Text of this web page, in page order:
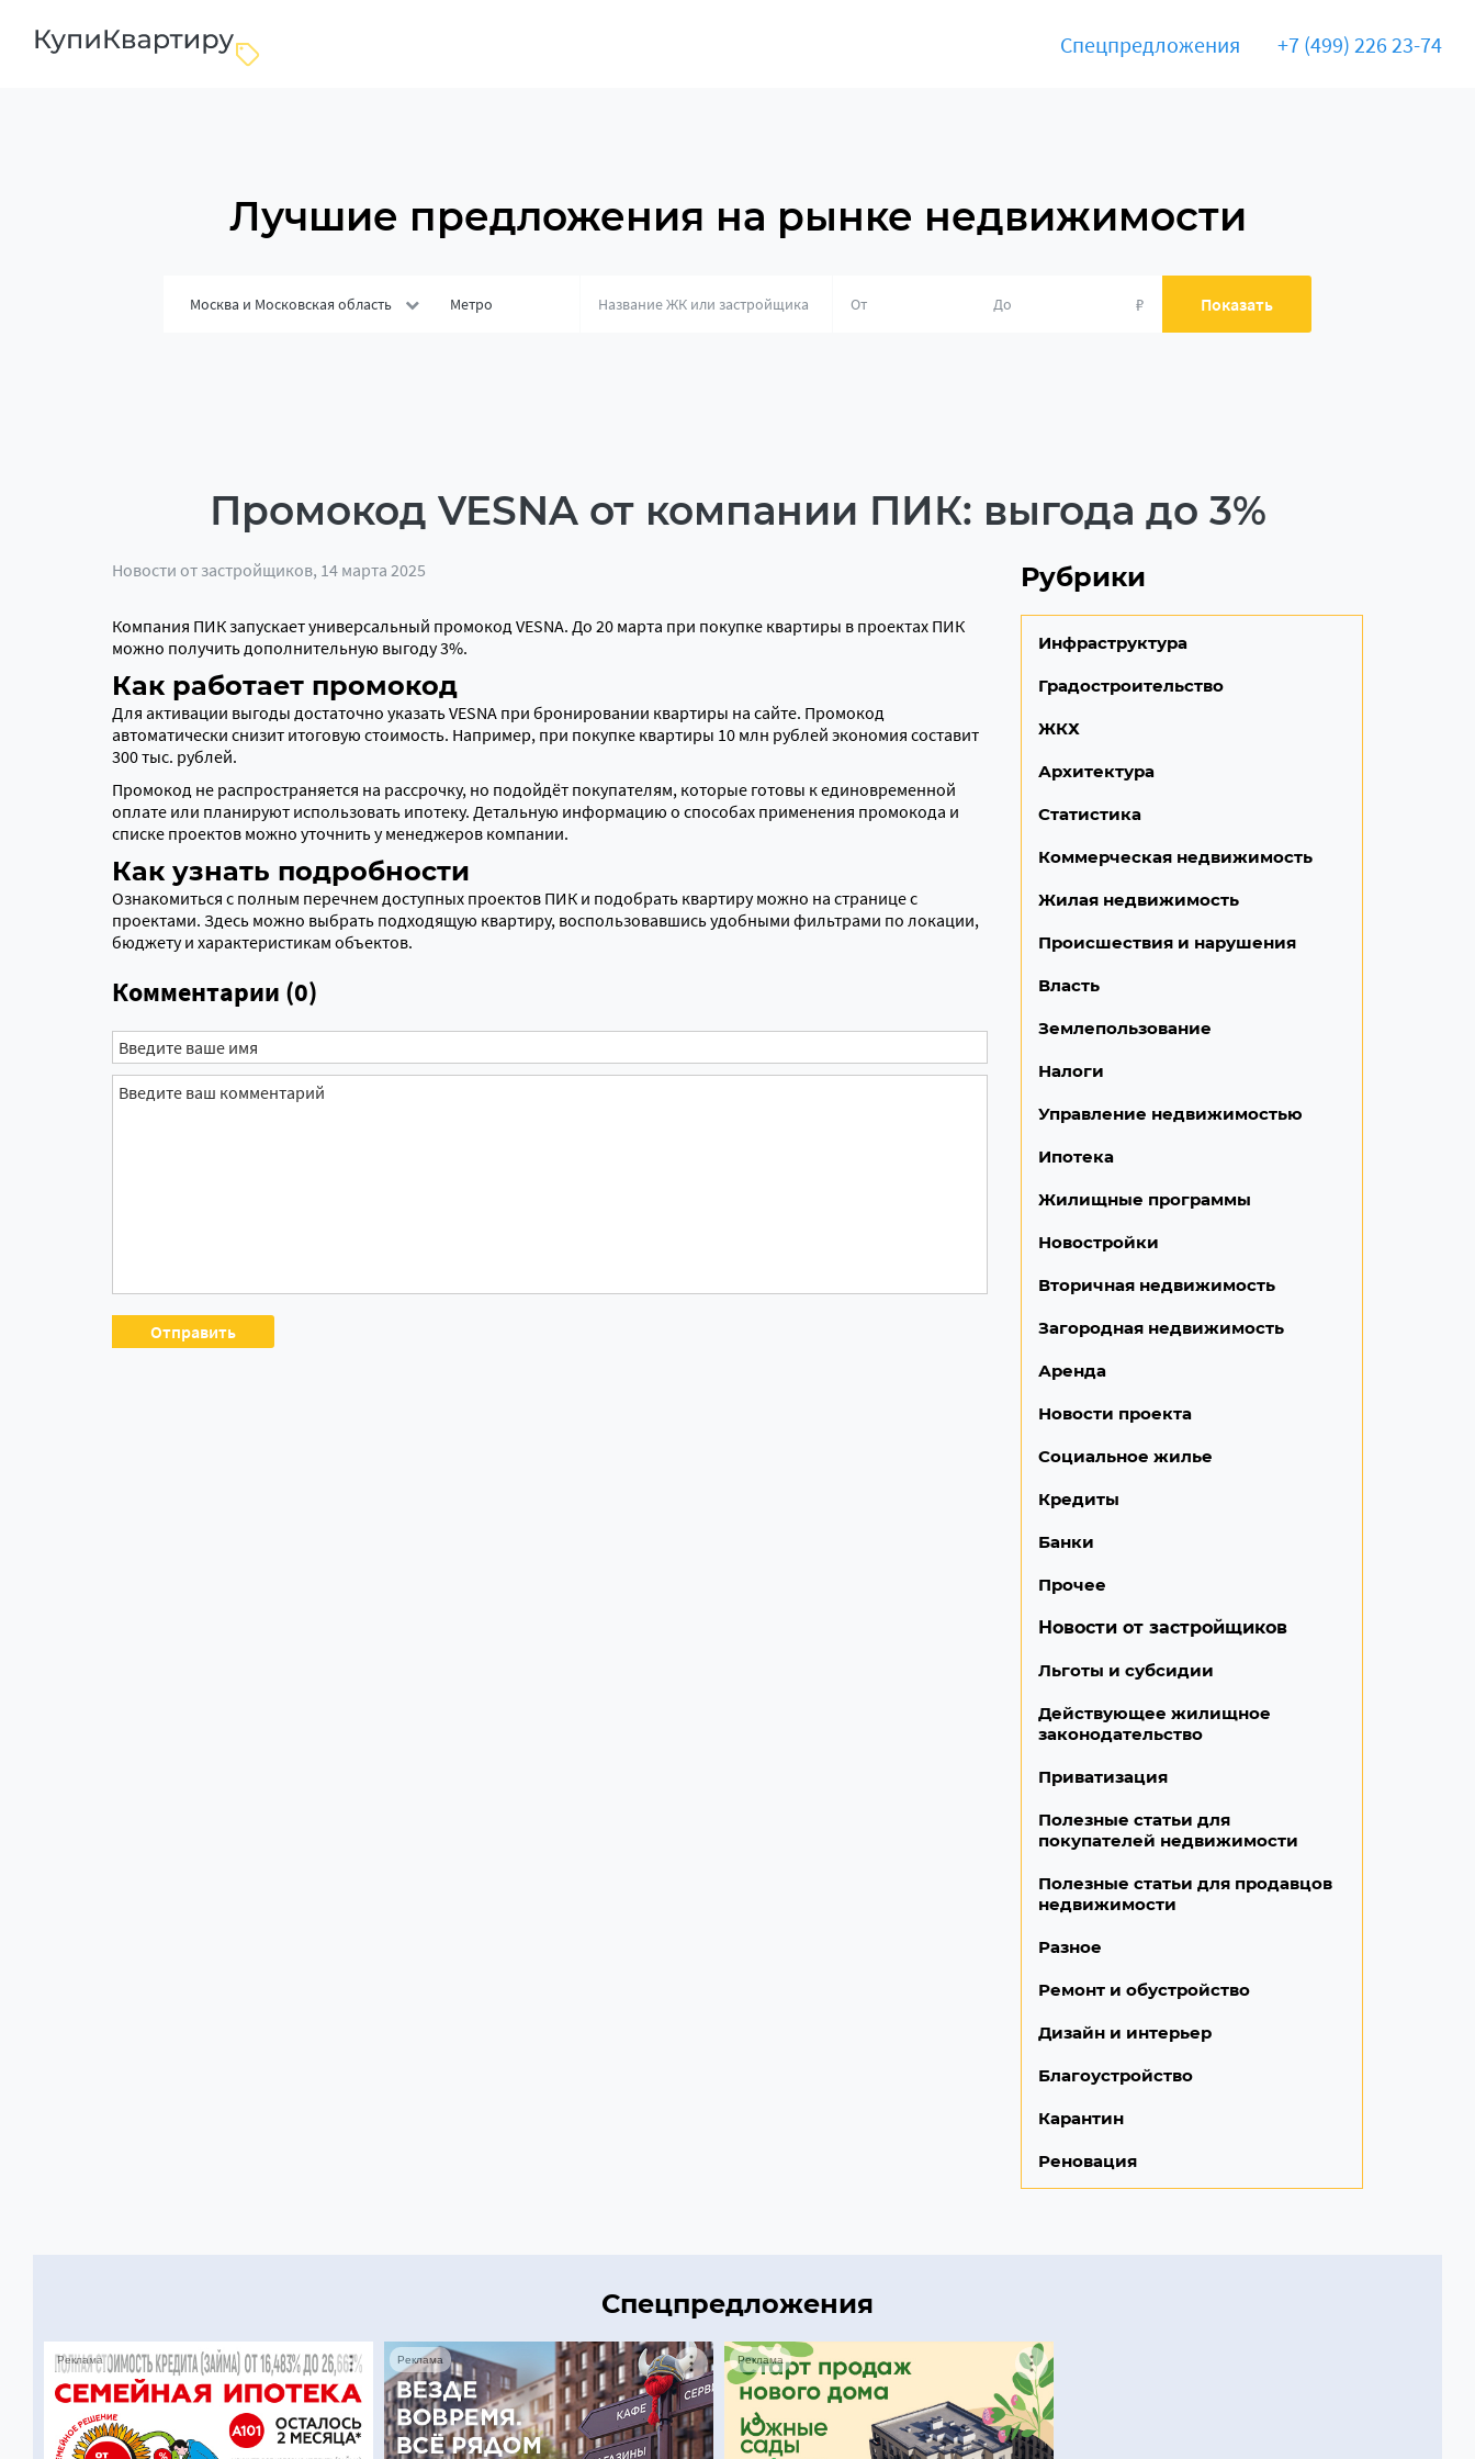
Спецпредложения +7 (499) 226 23-74
Лучшие предложения на рынке недвижимости
Москва и Московская область Метро ₽ Показать
Промокод VESNA от компании ПИК: выгода до 3%
Новости от застройщиков, 14 марта 2025
Компания ПИК запускает универсальный промокод VESNA. До 20 марта при покупке квартиры в проектах ПИК
можно получить дополнительную выгоду 3%.
Как работает промокод
Для активации выгоды достаточно указать VESNA при бронировании квартиры на сайте. Промокод
автоматически снизит итоговую стоимость. Например, при покупке квартиры 10 млн рублей экономия составит
300 тыс. рублей.
Промокод не распространяется на рассрочку, но подойдёт покупателям, которые готовы к единовременной
оплате или планируют использовать ипотеку. Детальную информацию о способах применения промокода и
списке проектов можно уточнить у менеджеров компании.
Как узнать подробности
Ознакомиться с полным перечнем доступных проектов ПИК и подобрать квартиру можно на странице с
проектами. Здесь можно выбрать подходящую квартиру, воспользовавшись удобными фильтрами по локации,
бюджету и характеристикам объектов.
Комментарии (0)
Рубрики
Инфраструктура
Градостроительство
ЖКХ
Архитектура
Статистика
Коммерческая недвижимость
Жилая недвижимость
Происшествия и нарушения
Власть
Землепользование
Налоги
Управление недвижимостью
Ипотека
Жилищные программы
Новостройки
Вторичная недвижимость
Загородная недвижимость
Аренда
Новости проекта
Социальное жилье
Кредиты
Банки
Прочее
Новости от застройщиков
Льготы и субсидии
Действующее жилищное
законодательство
Приватизация
Полезные статьи для
покупателей недвижимости
Полезные статьи для продавцов
недвижимости
Разное
Ремонт и обустройство
Дизайн и интерьер
Благоустройство
Карантин
Реновация
Спецпредложения
Реклама Реклама Реклама